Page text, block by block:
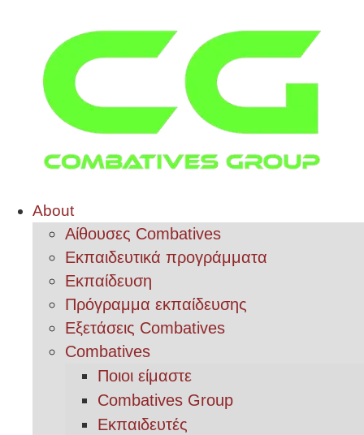
About
Αίθουσες Combatives
Εκπαιδευτικά προγράμματα
Εκπαίδευση
Πρόγραμμα εκπαίδευσης
Εξετάσεις Combatives
Combatives
Ποιοι είμαστε
Combatives Group
Εκπαιδευτές